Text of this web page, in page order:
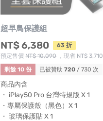
超早鳥保護組
NT$ 6,380
63 折
預定售價NT$ 10,090，現省 NT$ 3,710
剩餘 10 份
已被贊助720 / 730 次
商品內含
・ iPlay50 Pro 台灣特規版 X 1
・專屬保護殼（黑色）X 1
・ 玻璃保護貼 X 1